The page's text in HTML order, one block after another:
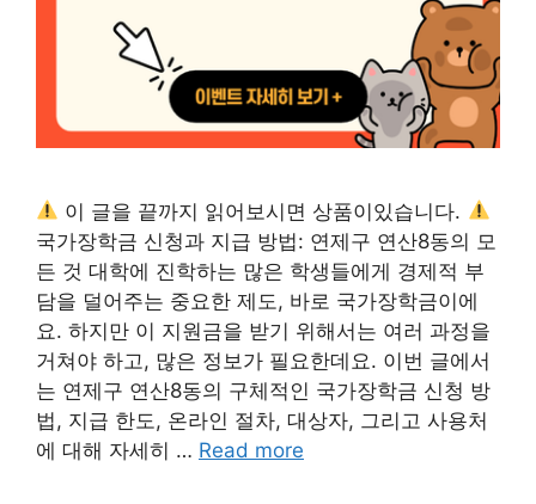
이 글을 끝까지 읽어보시면 상품이있습니다.
국가장학금 신청과 지급 방법: 연제구 연산8동의 모
든 것 대학에 진학하는 많은 학생들에게 경제적 부
담을 덜어주는 중요한 제도, 바로 국가장학금이에
요. 하지만 이 지원금을 받기 위해서는 여러 과정을
거쳐야 하고, 많은 정보가 필요한데요. 이번 글에서
는 연제구 연산8동의 구체적인 국가장학금 신청 방
법, 지급 한도, 온라인 절차, 대상자, 그리고 사용처
에 대해 자세히 … Read more